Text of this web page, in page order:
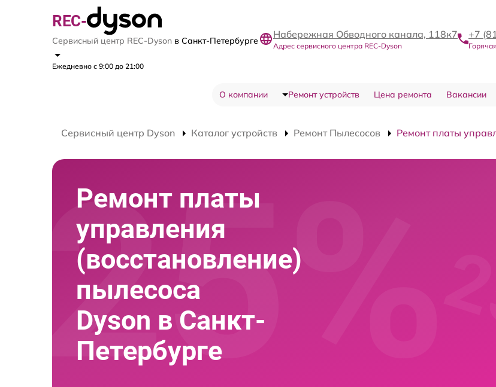
REC-
Сервисный центр REC-Dyson в Санкт-Петербурге
Ежедневно с 9:00 до 21:00
Набережная Обводного канала, 118к7
Адрес сервисного центра REC-Dyson
+7
О компании Ремонт устройств Цена ремонта Вакансии
Сервисный центр Dyson Каталог устройств Ремонт Пылесосов Ремонт платы
Ремонт платы
управления
(восстановление)
пылесоса
Dyson в Санкт-
Петербурге